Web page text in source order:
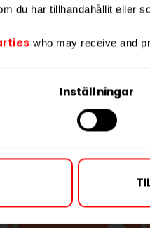
du har tillhandahållit eller
who may receive and
Inställningar